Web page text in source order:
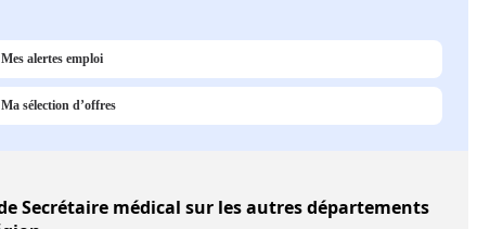
Mes alertes emploi
Ma sélection d’offres
Secrétaire médical sur les autres départements